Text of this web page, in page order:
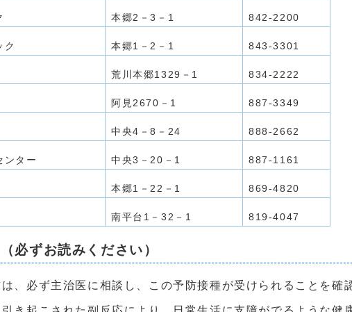
本郷2－3－1 842-2200
ク 本郷1－2－1 843‐3301
荒川本郷1329－1 834‐2222
阿見2670－1 887‐3349
中央4－8－24 888‐2662
ンター 中央3－20－1 887‐1161
本郷1－22－1 869‐4820
南平台1－32－1 819-4047
必ずお読みください）
、必ず主治医に相談し、この予防接種が受けられることを確